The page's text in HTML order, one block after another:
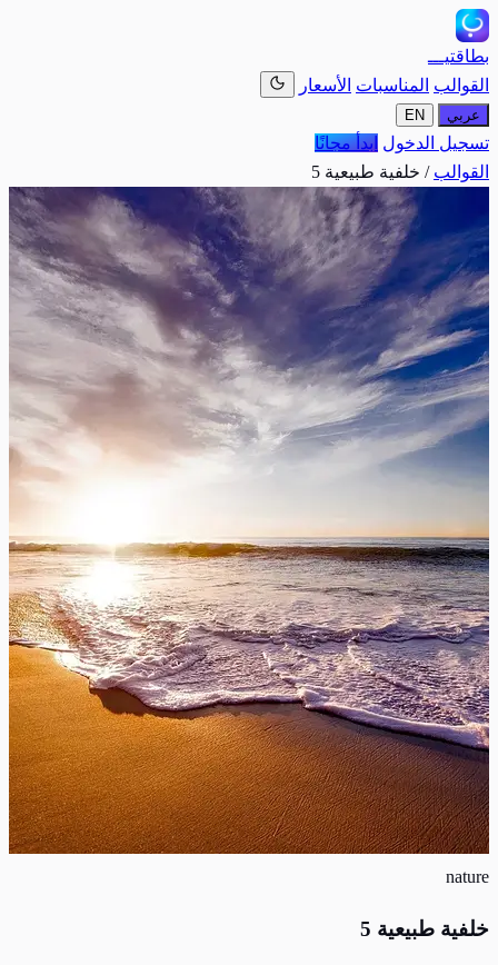
بطاقتيـــ
القوالب المناسبات الأسعار
عربي EN
تسجيل الدخول ابدأ مجانًا
القوالب / خلفية طبيعية 5
nature
خلفية طبيعية 5